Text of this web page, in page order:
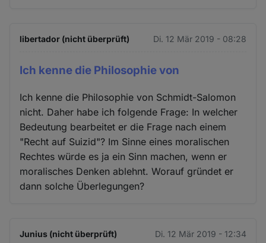
libertador (nicht überprüft) Di. 12 Mär 2019 - 08:28
Ich kenne die Philosophie von
Ich kenne die Philosophie von Schmidt-Salomon
nicht. Daher habe ich folgende Frage: In welcher
Bedeutung bearbeitet er die Frage nach einem
"Recht auf Suizid"? Im Sinne eines moralischen
Rechtes würde es ja ein Sinn machen, wenn er
moralisches Denken ablehnt. Worauf gründet er
dann solche Überlegungen?
Junius (nicht überprüft) Di. 12 Mär 2019 - 12:34